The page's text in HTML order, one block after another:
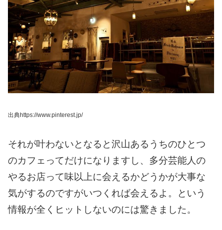
出典https://www.pinterest.jp/
それが叶わないとなると沢山あるうちのひとつ
のカフェってだけになりますし、 多分芸能人の
やるお店って味以上に会えるかどうかが大事な
気がするのですがいつくれば会えるよ。という
情報が全くヒットしないのには驚きました。